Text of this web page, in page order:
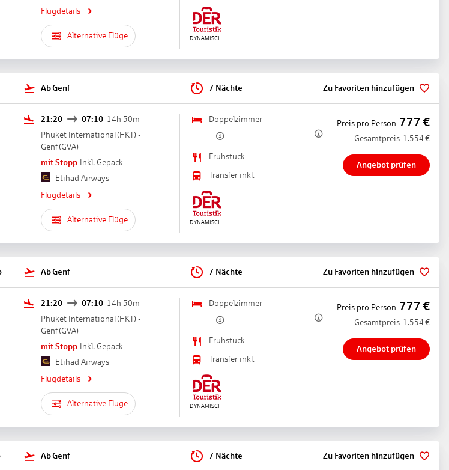
Flugdetails
Alternative Flüge
AbGenf 7 Nächte Zu Favoriten hinzufügen
21:20 07:10 14h 50m
Phuket International (HKT) -
Genf(GVA)
mit Stopp Inkl. Gepäck
Etihad Airways
Flugdetails
Alternative Flüge
Doppelzimmer
Frühstück
Transfer inkl.
Preis pro Person 777 €
Gesamtpreis 1.554 €
Angebot prüfen
AbGenf 7 Nächte Zu Favoriten hinzufügen
21:20 07:10 14h 50m
Phuket International (HKT) -
Genf(GVA)
mit Stopp Inkl. Gepäck
Etihad Airways
Flugdetails
Alternative Flüge
Doppelzimmer
Frühstück
Transfer inkl.
Preis pro Person 777 €
Gesamtpreis 1.554 €
Angebot prüfen
AbGenf 7 Nächte Zu Favoriten hinzufügen